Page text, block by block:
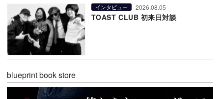
インタビュー 2026.08.05
TOAST CLUB 初来日対談
blueprint book store